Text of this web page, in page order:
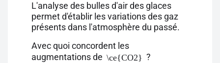
L'analyse des bulles d'air des glaces
permet d'établir les variations des gaz
présents dans l'atmosphère du passé.
Avec quoi concordent les
augmentations de \ce{CO2} ?